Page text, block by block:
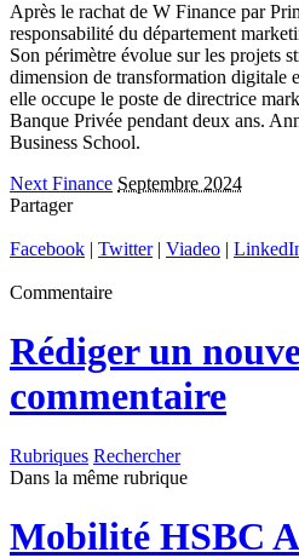
Après le rachat de W Finance par
responsabilité du département
Son périmètre évolue sur les projets
dimension de transformation digitale
elle occupe le poste de directrice
Banque Privée pendant deux ans.
Business School.
Next Finance Septembre 2024
Partager
Facebook | Twitter| Viadeo |
Commentaire
Rédiger un
commentaire
Rubriques Rechercher
Dans la même rubrique
Mobilité HSBC